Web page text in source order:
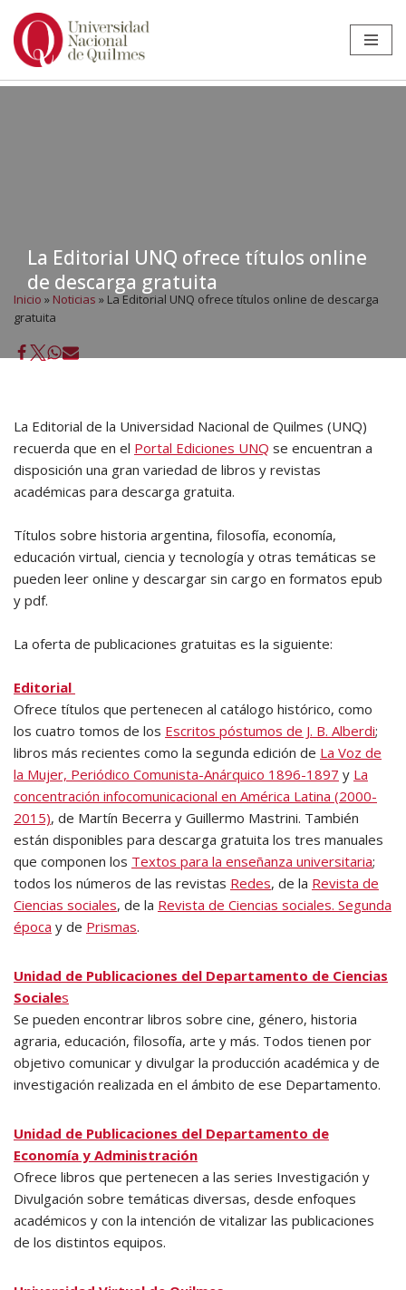
Ir
La Editorial UNQ ofrece títulos online
de descarga gratuita
Inicio » Noticias » La Editorial UNQ ofrece títulos online de descarga
gratuita
La Editorial de la Universidad Nacional de Quilmes (UNQ)
recuerda que en el Portal Ediciones UNQ se encuentran a
disposición una gran variedad de libros y revistas
académicas para descarga gratuita.
Títulos sobre historia argentina, filosofía, economía,
educación virtual, ciencia y tecnología y otras temáticas se
pueden leer online y descargar sin cargo en formatos epub
y pdf.
La oferta de publicaciones gratuitas es la siguiente:
Editorial
Ofrece títulos que pertenecen al catálogo histórico, como
los cuatro tomos de los Escritos póstumos de J. B. Alberdi;
libros más recientes como la segunda edición de La Voz de
la Mujer, Periódico Comunista-Anárquico 1896-1897 y La
concentración infocomunicacional en América Latina (2000-
2015), de Martín Becerra y Guillermo Mastrini. También
están disponibles para descarga gratuita los tres manuales
que componen los Textos para la enseñanza universitaria;
todos los números de las revistas Redes, de la Revista de
Ciencias sociales, de la Revista de Ciencias sociales. Segunda
época y de Prismas.
Unidad de Publicaciones del Departamento de Ciencias
Sociales
Se pueden encontrar libros sobre cine, género, historia
agraria, educación, filosofía, arte y más. Todos tienen por
objetivo comunicar y divulgar la producción académica y de
investigación realizada en el ámbito de ese Departamento.
Unidad de Publicaciones del Departamento de
Economía y Administración
Ofrece libros que pertenecen a las series Investigación y
Divulgación sobre temáticas diversas, desde enfoques
académicos y con la intención de vitalizar las publicaciones
de los distintos equipos.